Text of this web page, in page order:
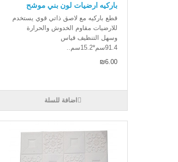
باركيه ارضيات لون بني موشح
قطع باركيه مع لاصق ذاتي قوي يستخدم
للارضيات مقاوم الخدوش والحرارة
وسهل التنظيف قياس
91.4سم*15.2سم..
₪6.00
اضافة للسلة